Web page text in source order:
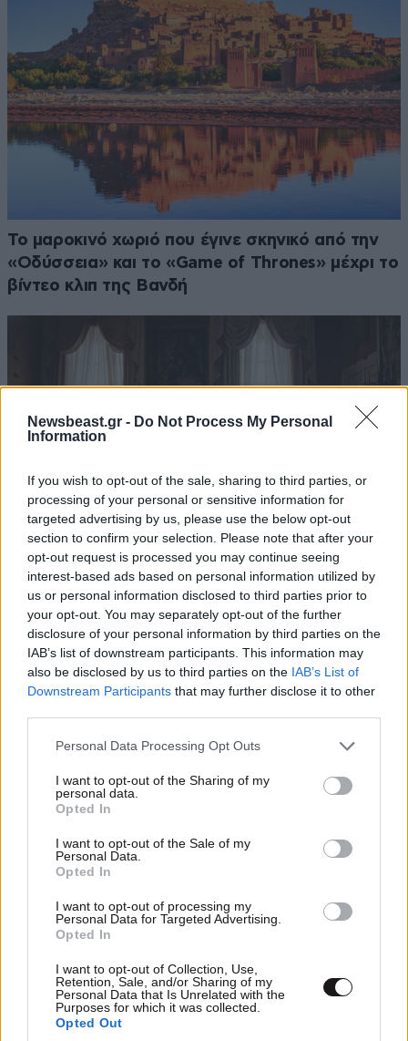
Newsbeast.gr - Do Not Process My Personal
Information
If you wish to opt-out of the sale, sharing to third parties, or
processing of your personal or sensitive information for
targeted advertising by us, please use the below opt-out
section to confirm your selection. Please note that after your
opt-out request is processed you may continue seeing
interest-based ads based on personal information utilized by
us or personal information disclosed to third parties prior to
your opt-out. You may separately opt-out of the further
disclosure of your personal information by third parties on the
IAB’s list of downstream participants. This information may
also be disclosed by us to third parties on the IAB’s List of
Downstream Participants that may further disclose it to other
Please note that this website/app uses one or more Google
not limited to your visit or usage behaviour. You may click to
grant or deny consent to Google and its third-party tags to
use your data for below specified purposes in below Google
consent section.
Personal Data Processing Opt Outs
I want to opt-out of the Sharing of my
personal data.
Opted In
I want to opt-out of the Sale of my
Personal Data.
Opted In
I want to opt-out of processing my
Personal Data for Targeted Advertising.
Opted In
I want to opt-out of Collection, Use,
Retention, Sale, and/or Sharing of my
Personal Data that Is Unrelated with the
Purposes for which it was collected.
Opted Out
Το μαροκινό χωριό που έγινε σκηνικό από την
«Οδύσσεια» και το «Game of Thrones» μέχρι το
βίντεο κλιπ της Βανδή
«Λογική και Ευαισθησία»: Η νέα
κινηματογραφική διασκευή του μυθιστορήματος
της Τζέιν Όστεν
New Day» ανήλθαν σε ένα δισ. δολάρια μέσα
σε έξι μέρες